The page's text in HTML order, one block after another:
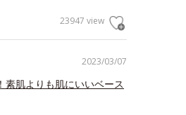
23947 view
2023/03/07
素肌よりも肌にいいベース